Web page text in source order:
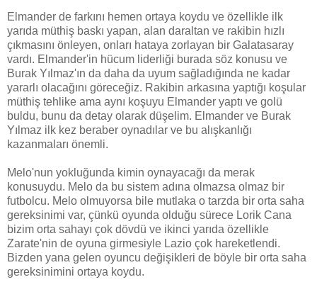
Elmander de farkını hemen ortaya koydu ve özellikle ilk
yarıda müthiş baskı yapan, alan daraltan ve rakibin hızlı
çıkmasını önleyen, onları hataya zorlayan bir Galatasaray
vardı. Elmander'in hücum liderliği burada söz konusu ve
Burak Yılmaz'ın da daha da uyum sağladığında ne kadar
yararlı olacağını göreceğiz. Rakibin arkasına yaptığı koşular
müthiş tehlike ama aynı koşuyu Elmander yaptı ve golü
buldu, bunu da detay olarak düşelim. Elmander ve Burak
Yılmaz ilk kez beraber oynadılar ve bu alışkanlığı
kazanmaları önemli.
Melo'nun yokluğunda kimin oynayacağı da merak
konusuydu. Melo da bu sistem adına olmazsa olmaz bir
futbolcu. Melo olmuyorsa bile mutlaka o tarzda bir orta saha
gereksinimi var, çünkü oyunda olduğu sürece Lorik Cana
bizim orta sahayı çok dövdü ve ikinci yarıda özellikle
Zarate'nin de oyuna girmesiyle Lazio çok hareketlendi.
Bizden yana gelen oyuncu değişikleri de böyle bir orta saha
gereksinimini ortaya koydu.